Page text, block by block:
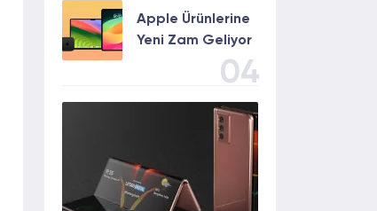
Apple Ürünlerine
Yeni Zam Geliyor
04